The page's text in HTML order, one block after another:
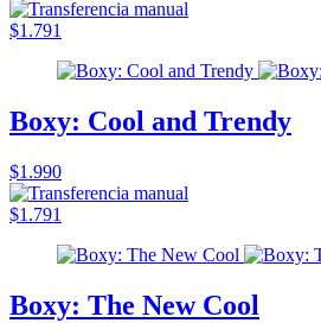
$1.791
Boxy: Cool and Trendy
$1.990
$1.791
Boxy: The New Cool